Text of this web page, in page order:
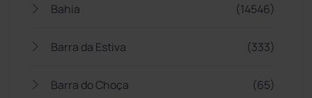
Bahia (14546)
Barra da Estiva (333)
Barra do Choça (65)